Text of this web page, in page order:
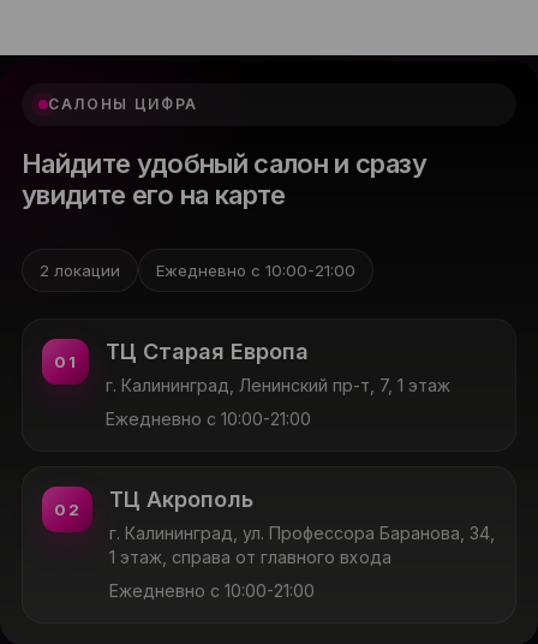
САЛОНЫ ЦИФРА
Найдите удобный салон и сразу
увидите его на карте
2 локации Ежедневно с 10:00-21:00
01 ТЦ Старая Европа
г. Калининград, Ленинский пр-т, 7, 1 этаж
Ежедневно с 10:00-21:00
02 ТЦ Акрополь
г. Калининград, ул. Профессора Баранова, 34,
1 этаж, справа от главного входа
Ежедневно с 10:00-21:00